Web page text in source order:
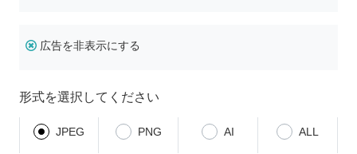
広告を非表示にする
形式を選択してください
JPEG PNG AI ALL